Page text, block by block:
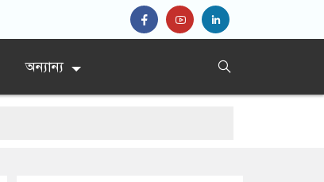
অন্যান্য